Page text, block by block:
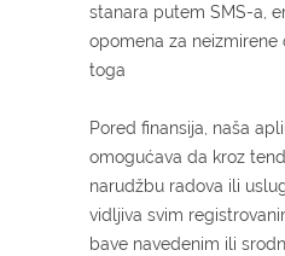
stanara putem SMS-a,
opomena za neizmirene
toga
Pored finansija, naša
omogućava da kroz
narudžbu radova ili
vidljiva svim
bave navedenim ili